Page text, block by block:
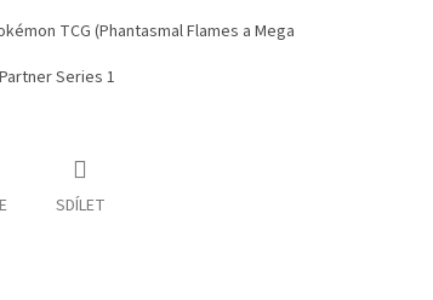
TCG (Phantasmal Flames a Mega
Series 1
SDÍLET